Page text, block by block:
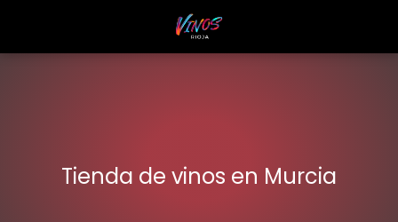
Tienda de vinos en Murcia